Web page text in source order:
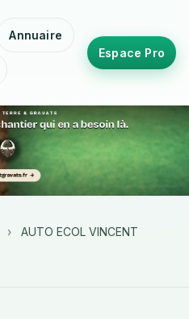
Annuaire
Espace Pro
› AUTO ECOL VINCENT